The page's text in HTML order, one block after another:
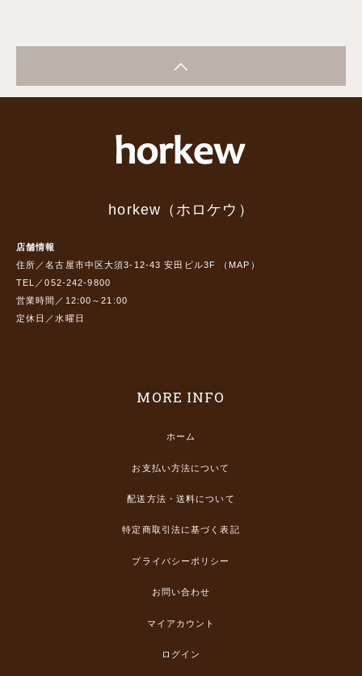
horkew（ホロケウ）
店舗情報
住所／名古屋市中区大須3-12-43 安田ビル3F （ MAP ）
TEL／052-242-9800
営業時間／12:00～21:00
定休日／水曜日
MORE INFO
ホーム
お支払い方法について
配送方法・送料について
特定商取引法に基づく表記
プライバシーポリシー
お問い合わせ
マイアカウント
ログイン